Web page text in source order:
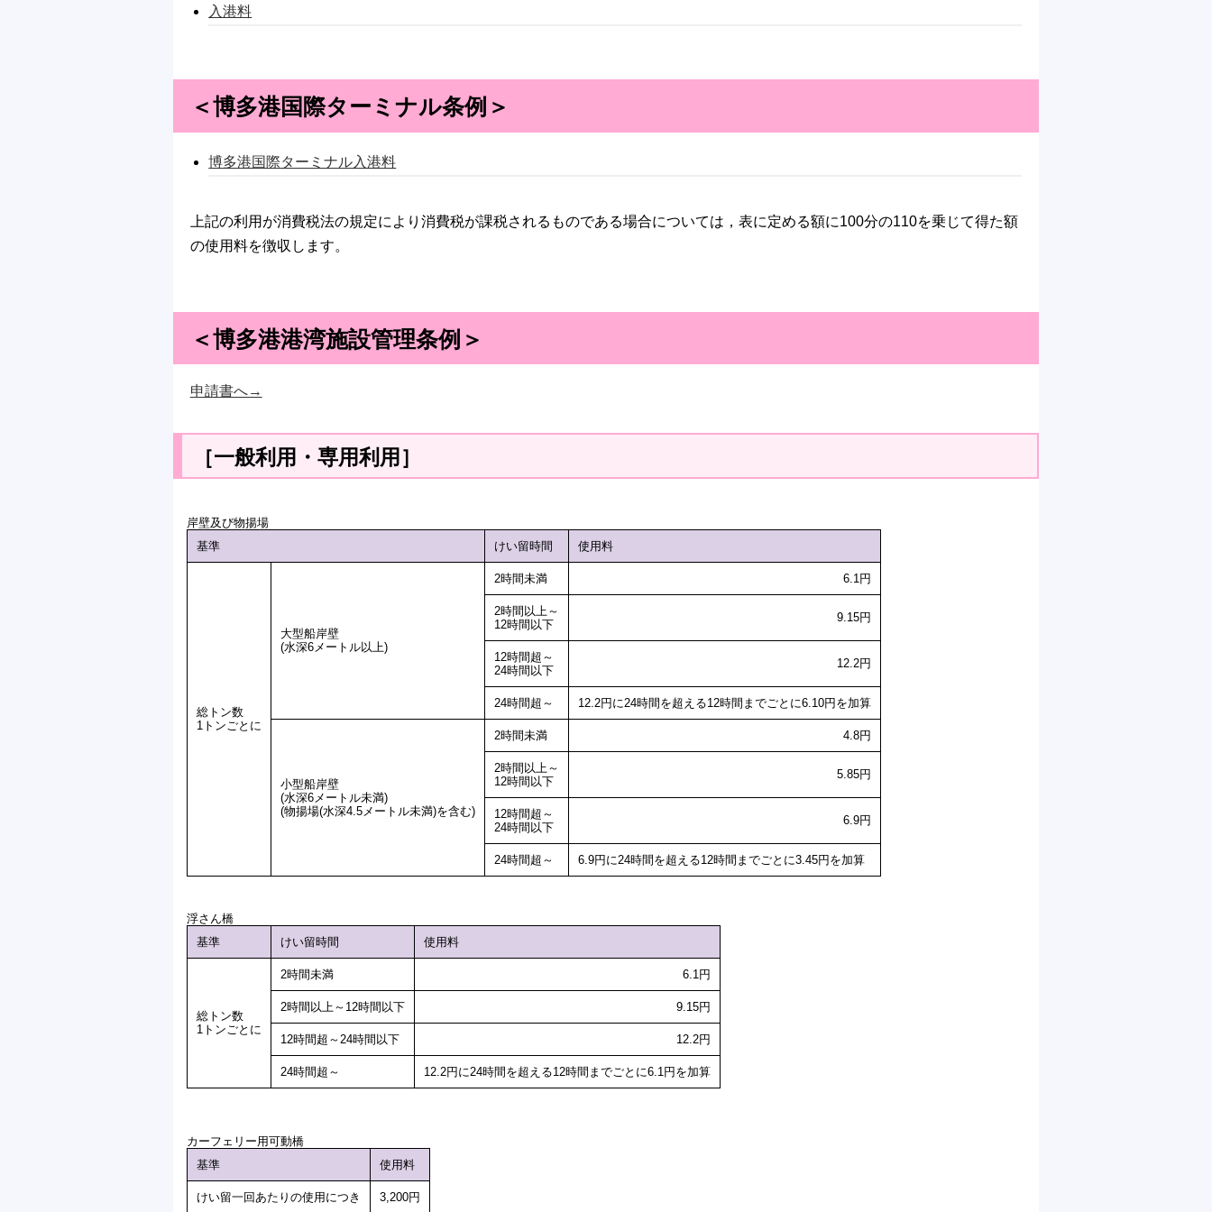
入港料
＜博多港国際ターミナル条例＞
博多港国際ターミナル入港料
上記の利用が消費税法の規定により消費税が課税されるものである場合については，表に定める額に100分の110を乗じて得た額
の使用料を徴収します。
＜博多港港湾施設管理条例＞
申請書へ→
［一般利用・専用利用］
岸壁及び物揚場
基準
けい留時間 使用料
総トン数
1トンごとに
大型船岸壁
(水深6メートル以上)
2時間未満 6.1円
2時間以上～
12時間以下
9.15円
12時間超～
24時間以下
12.2円
24時間超～ 12.2円に24時間を超える12時間までごとに6.10円を加算
小型船岸壁
(水深6メートル未満)
(物揚場(水深4.5メートル未満)を含む)
2時間未満 4.8円
2時間以上～
12時間以下
5.85円
12時間超～
24時間以下
6.9円
24時間超～ 6.9円に24時間を超える12時間までごとに3.45円を加算
浮さん橋
基準
けい留時間 使用料
総トン数
1トンごとに
2時間未満 6.1円
2時間以上～12時間以下 9.15円
12時間超～24時間以下 12.2円
24時間超～ 12.2円に24時間を超える12時間までごとに6.1円を加算
カーフェリー用可動橋
基準
使用料
けい留一回あたりの使用につき 3,200円